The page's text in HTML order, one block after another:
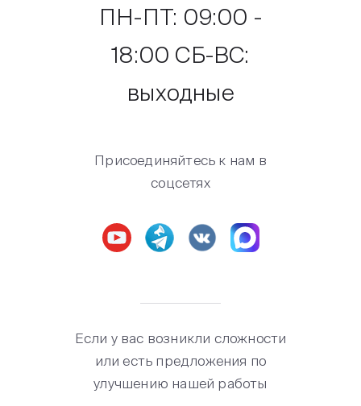
ПН-ПТ: 09:00 -
18:00 СБ-ВС:
выходные
Присоединяйтесь к нам в
соцсетях
Если у вас возникли сложности
или есть предложения по
улучшению нашей работы